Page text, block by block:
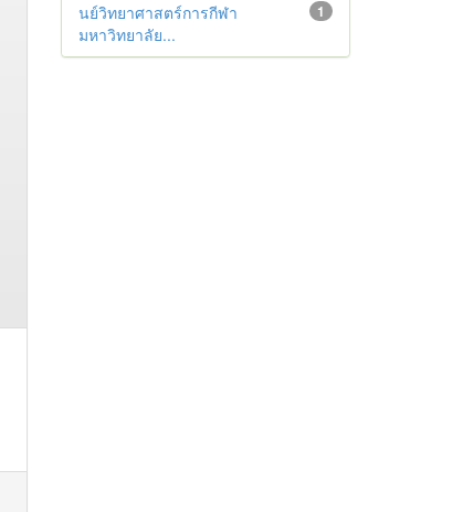
1
นย์วิทยาศาสตร์การกีฬา
มหาวิทยาลัย...